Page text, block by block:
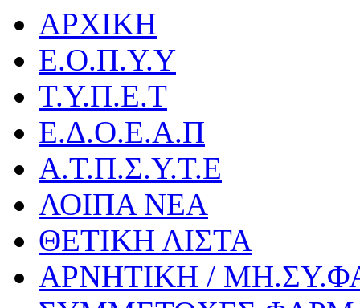
ΑΡΧΙΚΗ
Ε.Ο.Π.Υ.Υ
Τ.Υ.Π.Ε.Τ
Ε.Δ.Ο.Ε.Α.Π
Α.Τ.Π.Σ.Υ.Τ.Ε
ΛΟΙΠΑ ΝΕΑ
ΘΕΤΙΚΗ ΛΙΣΤΑ
ΑΡΝΗΤΙΚΗ /